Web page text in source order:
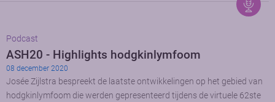
Podcast
ASH20 - Highlights hodgkinlymfoom
08 december 2020
Josée Zijlstra bespreekt de laatste ontwikkelingen op het gebied van
hodgkinlymfoom die werden gepresenteerd tijdens de virtuele 62ste